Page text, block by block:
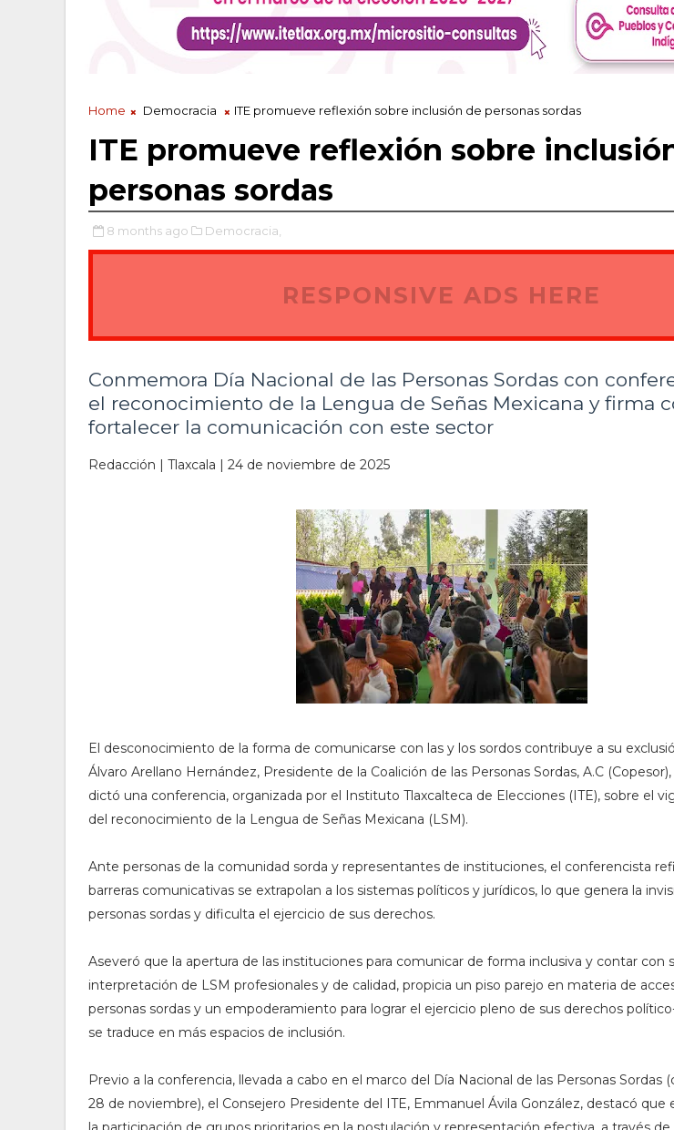
Home Democracia ITE promueve reflexión sobre inclusión de personas sordas
ITE promueve reflexión sobre
personas sordas
8 months ago Democracia,
RESPONSIVE ADS HERE
Conmemora Día Nacional de las Personas Sordas con
el reconocimiento de la Lengua de Señas Mexicana y firma
fortalecer la comunicación con este sector
Redacción | Tlaxcala | 24 de noviembre de 2025
El desconocimiento de la forma de comunicarse con las y los sordos contribuye a su
Álvaro Arellano Hernández, Presidente de la Coalición de las Personas Sordas, A.C
dictó una conferencia, organizada por el Instituto Tlaxcalteca de Elecciones (ITE), sobre el
del reconocimiento de la Lengua de Señas Mexicana (LSM).
Ante personas de la comunidad sorda y representantes de instituciones, el conferencista
barreras comunicativas se extrapolan a los sistemas políticos y jurídicos, lo que genera la
personas sordas y dificulta el ejercicio de sus derechos.
Aseveró que la apertura de las instituciones para comunicar de forma inclusiva y contar con
interpretación de LSM profesionales y de calidad, propicia un piso parejo en materia de
personas sordas y un empoderamiento para lograr el ejercicio pleno de sus derechos
se traduce en más espacios de inclusión.
Previo a la conferencia, llevada a cabo en el marco del Día Nacional de las Personas Sordas
28 de noviembre), el Consejero Presidente del ITE, Emmanuel Ávila González, destacó que